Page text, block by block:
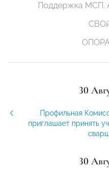
Поддержка МСП.
30
Профильная
приглашает принять
30